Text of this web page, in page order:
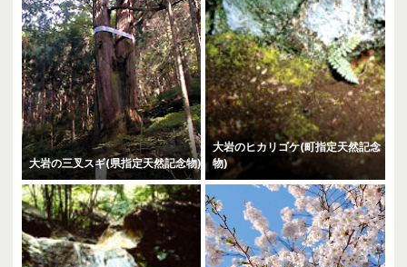
大岩の三叉スギ(県指定天然記念物)
大岩のヒカリゴケ(町指定天然記念
物)